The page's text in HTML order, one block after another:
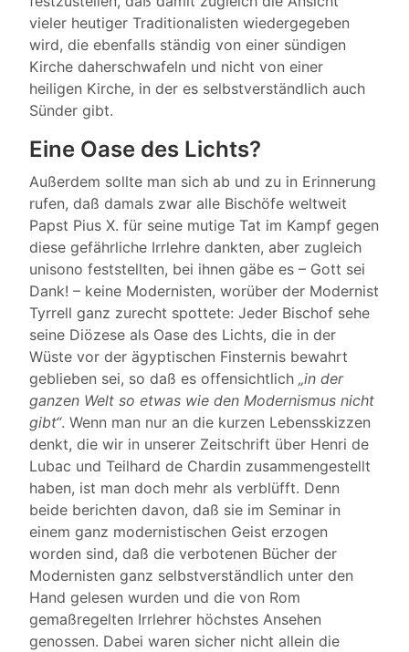
vieler heutiger Traditionalisten wiedergegeben
wird, die ebenfalls ständig von einer sündigen
Kirche daherschwafeln und nicht von einer
heiligen Kirche, in der es selbstverständlich auch
Sünder gibt.
Eine Oase des Lichts?
Außerdem sollte man sich ab und zu in Erinnerung
rufen, daß damals zwar alle Bischöfe weltweit
Papst Pius X. für seine mutige Tat im Kampf gegen
diese gefährliche Irrlehre dankten, aber zugleich
unisono feststellten, bei ihnen gäbe es – Gott sei
Dank! – keine Modernisten, worüber der Modernist
Tyrrell ganz zurecht spottete: Jeder Bischof sehe
seine Diözese als Oase des Lichts, die in der
Wüste vor der ägyptischen Finsternis bewahrt
geblieben sei, so daß es offensichtlich „in der
ganzen Welt so etwas wie den Modernismus nicht
gibt“. Wenn man nur an die kurzen Lebensskizzen
denkt, die wir in unserer Zeitschrift über Henri de
Lubac und Teilhard de Chardin zusammengestellt
haben, ist man doch mehr als verblüfft. Denn
beide berichten davon, daß sie im Seminar in
einem ganz modernistischen Geist erzogen
worden sind, daß die verbotenen Bücher der
Modernisten ganz selbstverständlich unter den
Hand gelesen wurden und die von Rom
gemaßregelten Irrlehrer höchstes Ansehen
genossen. Dabei waren sicher nicht allein die